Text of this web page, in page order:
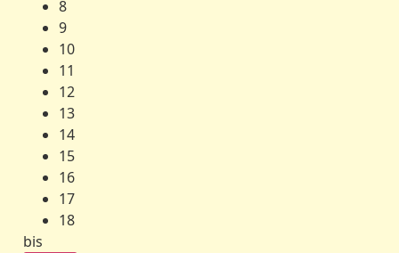
8
9
10
11
12
13
14
15
16
17
18
bis